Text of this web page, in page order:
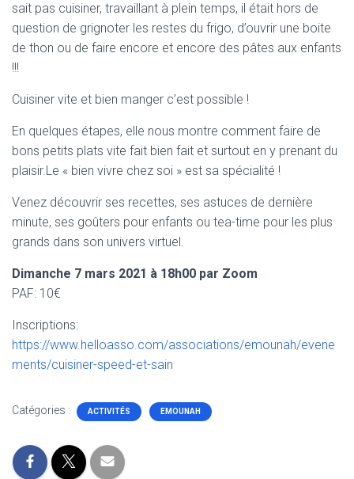
sait pas cuisiner, travaillant à plein temps, il était hors de
question de grignoter les restes du frigo, d’ouvrir une boite
de thon ou de faire encore et encore des pâtes aux enfants
!!!
Cuisiner vite et bien manger c’est possible !
En quelques étapes, elle nous montre comment faire de
bons petits plats vite fait bien fait et surtout en y prenant du
plaisir.Le « bien vivre chez soi » est sa spécialité !
Venez découvrir ses recettes, ses astuces de dernière
minute, ses goûters pour enfants ou tea-time pour les plus
grands dans son univers virtuel.
Dimanche 7 mars 2021 à 18h00 par Zoom
PAF: 10€
Inscriptions:
https://www.helloasso.com/associations/emounah/evene
ments/cuisiner-speed-et-sain
Catégories : ACTIVITÉS EMOUNAH